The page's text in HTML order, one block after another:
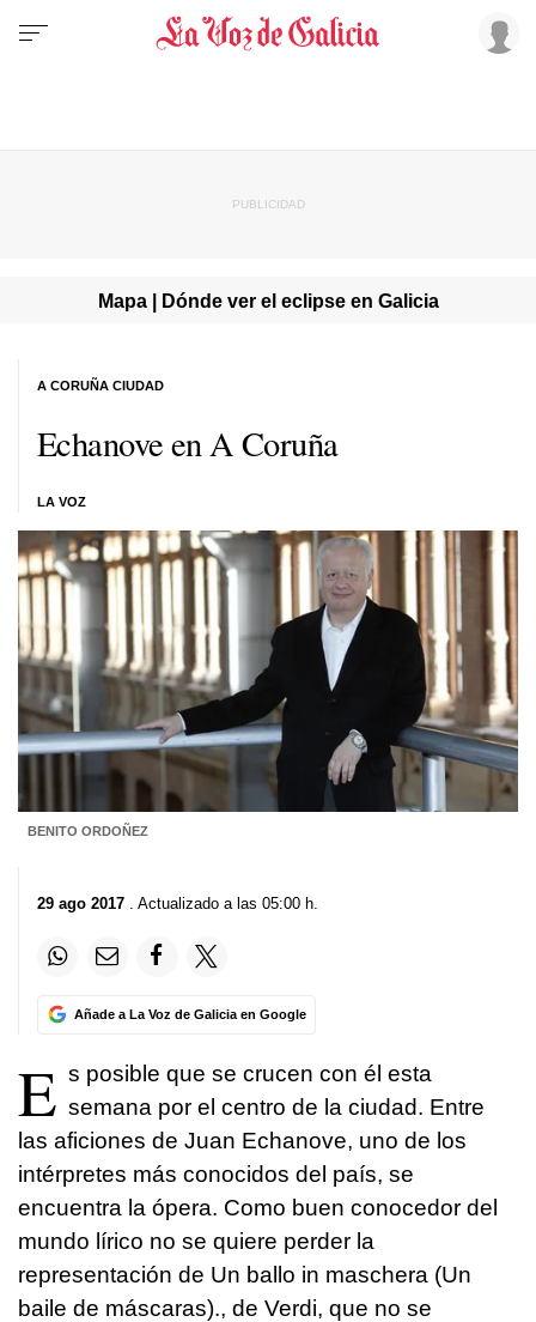
Mapa | Dónde ver el eclipse en Galicia
Echanove en A Coruña
LA VOZ
A CORUÑA CIUDAD
BENITO ORDOÑEZ
29 ago 2017 . Actualizado a las 05:00 h.
Añade a La Voz de Galicia en Google
E s posible que se crucen con él esta
semana por el centro de la ciudad. Entre
las aficiones de Juan Echanove, uno de los
intérpretes más conocidos del país, se
encuentra la ópera. Como buen conocedor del
mundo lírico no se quiere perder la
representación de Un ballo in maschera (Un
baile de máscaras)., de Verdi, que no se